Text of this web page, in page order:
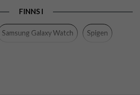
Svart
FINNS I
Samsung Galaxy Watch Spigen